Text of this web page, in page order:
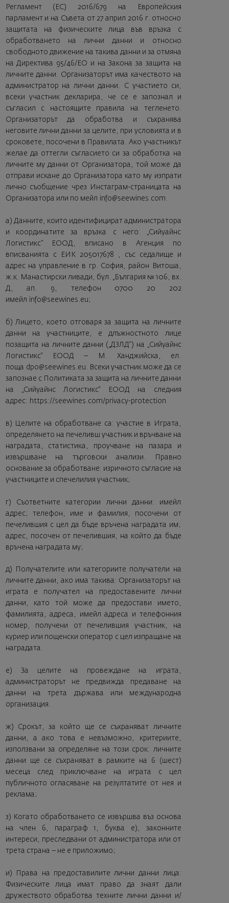
Регламент (ЕС) 2016/679 на Европейския
парламент и на Съвета от 27 април 2016 г. относно
защитата на физическите лица във връзка с
обработването на лични данни и относно
свободното движение на такива данни и за отмяна
на Директива 95/46/ЕО и на Закона за защита на
личните данни. Организаторът има качеството на
администратор на лични данни. С участието си,
всеки участник декларира, че се е запознал и
съгласил с настоящите правила на тегленето.
Организаторът да обработва и съхранява
неговите лични данни за целите, при условията и в
сроковете, посочени в Правилата. Ако участникът
желае да оттегли съгласието си за обработка на
личните му данни от Организатора, той може да
отправи искане до Организатора като му изпрати
лично съобщение чрез Инстаграм-страницата на
Организатора или по мейл info@seewines.com .
a) Данните, които идентифицират администратора
и координатите за връзка с него: „Сийуайнс
Логистикс” ЕООД, вписано в Агенция по
вписванията с ЕИК 205017678 , със седалище и
адрес на управление в гр. София, район Витоша,
ж.к. Манастирски ливади, бул. „България № 106, вх.
Д, ап. 9, телефон 0700 20 202
имейл info@seewines.eu ;
б) Лицето, което отговаря за защита на личните
данни на участниците, е длъжностното лице
позащита на личните данни („ДЗЛД“) на „Сийуайнс
Логистикс“ ЕООД – М. Ханджийска, ел.
поща dpo@seewines.eu . Всеки участник може да се
запознае с Политиката за защита на личните данни
на „Сийуайнс Логистикс“ ЕООД на следния
адрес: https://seewines.com/privacy-protection
в) Целите на обработване са: участие в Играта,
определянето на печеливш участник и връчване на
наградата, статистика, проучване на пазара и
извършване на търговски анализи. Правно
основание за обработване: изричното съгласие на
участниците и спечелилия участник;
г) Съответните категории лични данни: имейл
адрес; телефон, име и фамилия, посочени от
печелившия с цел да бъде връчена наградата им;
адрес, посочен от печелившия, на който да бъде
връчена наградата му;
д) Получателите или категориите получатели на
личните данни, ако има такива: Организаторът на
играта е получател на предоставените лични
данни, като той може да предостави името,
фамилията, адреса, имейл адреса и телефонния
номер, получени от печелившия участник, на
куриер или пощенски оператор с цел изпращане на
наградата.
е) За целите на провеждане на играта,
администраторът не предвижда предаване на
данни на трета държава или международна
организация.
ж) Срокът, за който ще се съхраняват личните
данни, а ако това е невъзможно, критериите,
използвани за определяне на този срок: личните
данни ще се съхраняват в рамките на 6 (шест)
месеца след приключване на играта с цел
публичното огласяване на резултатите от нея и
реклама;
з) Когато обработването се извършва въз основа
на член 6, параграф 1, буква е), законните
интереси, преследвани от администратора или от
трета страна – не е приложимо;
и) Права на предоставилите лични данни лица:
Физическите лица имат право да знаят дали
дружеството обработва техните лични данни и/